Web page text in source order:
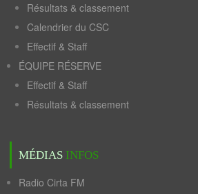
Résultats & classement
Calendrier du CSC
Effectif & Staff
ÉQUIPE RÉSERVE
Effectif & Staff
Résultats & classement
MÉDIAS INFOS
Radio Cirta FM